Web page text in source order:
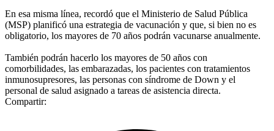
En esa misma línea, recordó que el Ministerio de Salud Pública
(MSP) planificó una estrategia de vacunación y que, si bien no es
obligatorio, los mayores de 70 años podrán vacunarse anualmente.
También podrán hacerlo los mayores de 50 años con
comorbilidades, las embarazadas, los pacientes con tratamientos
inmunosupresores, las personas con síndrome de Down y el
personal de salud asignado a tareas de asistencia directa.
Compartir: